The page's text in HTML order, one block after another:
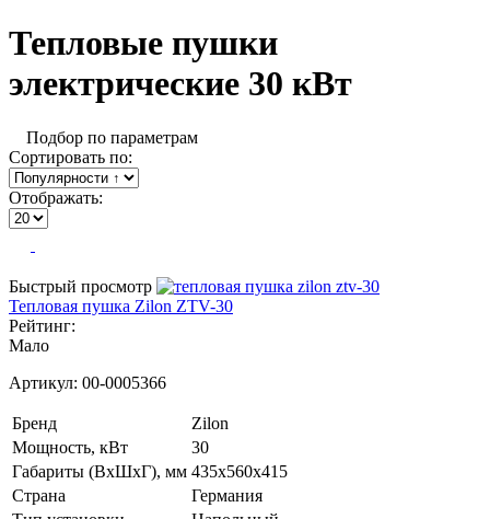
Тепловые пушки
электрические 30 кВт
Подбор по параметрам
Сортировать по:
Отображать:
Быстрый просмотр
Тепловая пушка Zilon ZTV-30
Рейтинг:
Мало
Артикул: 00-0005366
Бренд
Zilon
Мощность, кВт
30
Габариты (ВхШхГ), мм 435х560х415
Страна
Германия